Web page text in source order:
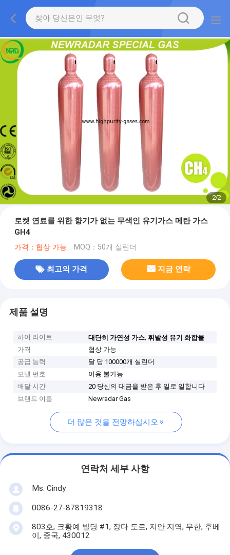
2/2
로켓 연료를 위한 향기가 없는 무색인 유기가스 메탄 가스
GH4
가격：협상 가능 MOQ：50개 실린더
최고의 가격 지금 연락
제품 설명
하이 라이트 대단히 가연성 가스,휘발성 유기 화합물
가격
협상 가능
공급 능력
달 당 100000개 실린더
모델 번호
이용 불가능
배달 시간
20 당신의 대금을 받은 후 일로 일합니다
브랜드 이름
Newradar Gas
더 많은 것을 전망하십시오
연락처 세부 사항
Ms. Cindy
0086-27-87819318
803호, 크황예 빌딩 #1, 장다 도로, 지안 지역, 무한, 후베
이, 중국, 430012